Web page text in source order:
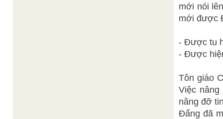
mới nói
mới được
- Được tu
- Được
Tôn giáo
Việc
nâng đỡ
Đấng đã